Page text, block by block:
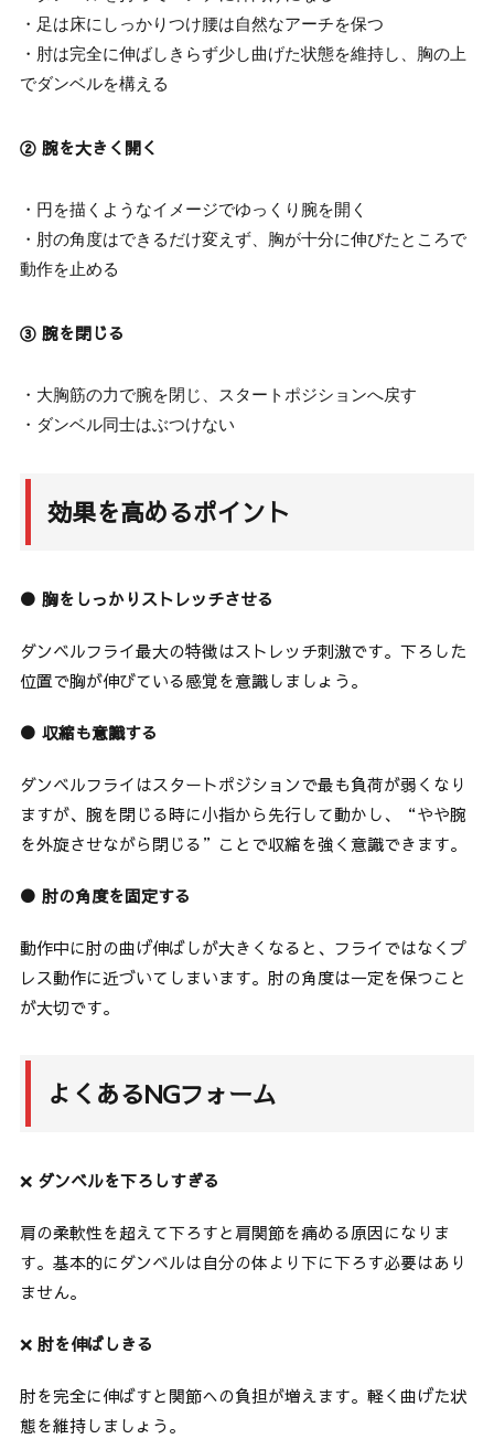
・足は床にしっかりつけ腰は自然なアーチを保つ
・肘は完全に伸ばしきらず少し曲げた状態を維持し、胸の上
でダンベルを構える
② 腕を大きく開く
・円を描くようなイメージでゆっくり腕を開く
・肘の角度はできるだけ変えず、胸が十分に伸びたところで
動作を止める
③ 腕を閉じる
・大胸筋の力で腕を閉じ、スタートポジションへ戻す
・ダンベル同士はぶつけない
効果を高めるポイント
● 胸をしっかりストレッチさせる
ダンベルフライ最大の特徴はストレッチ刺激です。下ろした
位置で胸が伸びている感覚を意識しましょう。
● 収縮も意識する
ダンベルフライはスタートポジションで最も負荷が弱くなり
ますが、腕を閉じる時に小指から先行して動かし、“やや腕
を外旋させながら閉じる”ことで収縮を強く意識できます。
● 肘の角度を固定する
動作中に肘の曲げ伸ばしが大きくなると、フライではなくプ
レス動作に近づいてしまいます。肘の角度は一定を保つこと
が大切です。
よくあるNGフォーム
❌ダンベルを下ろしすぎる
肩の柔軟性を超えて下ろすと肩関節を痛める原因になりま
す。基本的にダンベルは自分の体より下に下ろす必要はあり
ません。
❌肘を伸ばしきる
肘を完全に伸ばすと関節への負担が増えます。軽く曲げた状
態を維持しましょう。